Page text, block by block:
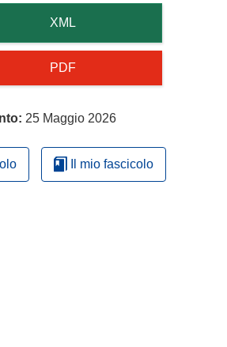
XML
PDF
25 Maggio 2026
Il mio fascicolo